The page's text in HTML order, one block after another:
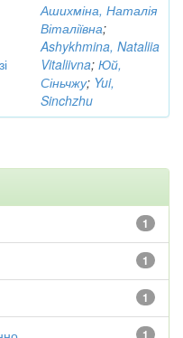
Ашихміна, Наталія
Віталіївна;
Ashykhmina, Nataliia
Vitaliivna; Юй,
Сіньчжу; Yui,
Sinchzhu
1
1
1
1